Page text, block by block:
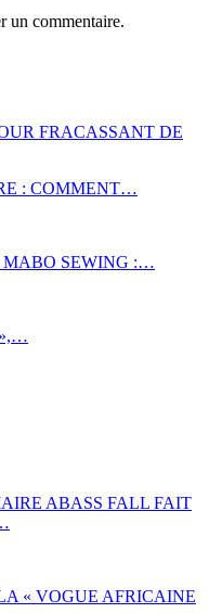
un commentaire.
FRACASSANT DE
: COMMENT…
MABO SEWING :…
ABASS FALL FAIT
« VOGUE AFRICAINE